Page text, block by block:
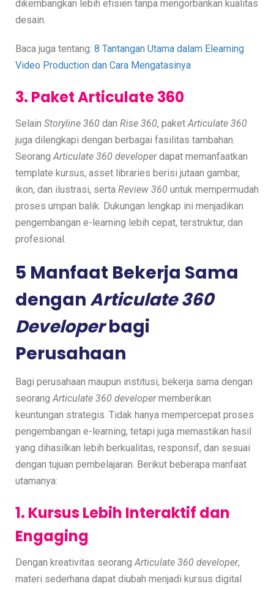
dikembangkan lebih efisien tanpa mengorbankan kualitas
desain.
Baca juga tentang: 8 Tantangan Utama dalam Elearning
Video Production dan Cara Mengatasinya
3. Paket Articulate 360
Selain Storyline 360 dan Rise 360, paketArticulate 360
juga dilengkapi dengan berbagai fasilitas tambahan.
SeorangArticulate 360 developerdapat memanfaatkan
template kursus, asset libraries berisi jutaan gambar,
ikon, dan ilustrasi, serta Review 360 untuk mempermudah
proses umpan balik. Dukungan lengkap ini menjadikan
pengembangan e-learning lebih cepat, terstruktur, dan
profesional.
5 Manfaat Bekerja Sama
denganArticulate 360
Developerbagi
Perusahaan
Bagi perusahaan maupun institusi, bekerja sama dengan
seorangArticulate 360 developermemberikan
keuntungan strategis. Tidak hanya mempercepat proses
pengembangan e-learning, tetapi juga memastikan hasil
yang dihasilkan lebih berkualitas, responsif, dan sesuai
dengan tujuan pembelajaran. Berikut beberapa manfaat
utamanya:
1. Kursus Lebih Interaktif dan
Engaging
Dengan kreativitas seorangArticulate 360 developer,
materi sederhana dapat diubah menjadi kursus digital